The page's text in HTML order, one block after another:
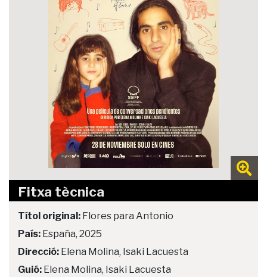
Fitxa tècnica
Títol original: Flores para Antonio
País: España, 2025
Direcció: Elena Molina, Isaki Lacuesta
Guió: Elena Molina, Isaki Lacuesta